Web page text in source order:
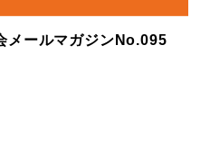
メールマガジンNo.095